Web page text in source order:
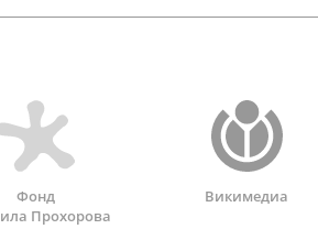
Фонд
Прохорова
Викимедиа